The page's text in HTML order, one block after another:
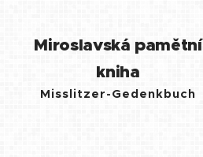
Miroslavská pamětní
kniha
Misslitzer-Gedenkbuch